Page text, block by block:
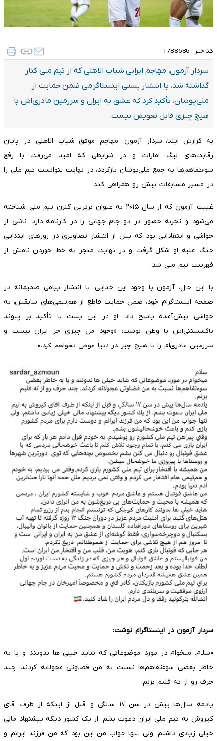
کد خبر : 1788586
سردار آزمون، مهاجم ایرانی شباب الاهلی که از تیم ملی کنار
گذاشته شد، با انتشار پستی اینستاگرامی ضمن حمایت از
ملی‌پوشان، تأکید کرد که عشق به ایران و سرزمین مادری‌اش با
هیچ چیزی قابل تعویض نیست.
به گزارش ایلنا، سردار آزمون، مهاجم موفق شباب الاهلی، در پایان
رقابت‌های لیگ امارات و در شرایطی که امید می‌رفت با رفع
سوءتفاهم‌ها به جمع ملی‌پوشان بازگردد، در نهایت نتوانست تیم ملی را
در مسیر مسابقات پیش رو همراهی کند.
غیبت آزمون که از سال ۲۰۱۵ به عنوان برترین گلزن تیم ملی شناخته
می‌شود و تجربه حضور در دو جام جهانی را در کارنامه دارد، ناشی از
حواشی و انتقاداتی بود که پس از انتشار تصاویری در روزهای ابتدایی
جنگ علیه او شکل گرفت و در نهایت منجر به خط خوردن نامش از
فهرست تیم ملی شد.
با این حال، آزمون با وجود این جدایی، با انتشار پیامی صمیمانه در
صفحه اینستاگرام خود، ضمن حمایت قاطع از هم‌تیمی‌های سابقش، به
حواشی پیش‌آمده پاسخ داد. او در این پست با تأکید بر پیوند
ناگسستنی‌اش با وطن نوشت: «وجود من چیزی جز ایران نیست و
سرزمین مادری‌ام را با هیچ چیز در دنیا عوض نخواهم کرد.»
سردار آزمون در اینستاگرام نوشت:
«سلام. میخوام در مورد موضوعاتی که شاید خیلی ها ندونند و یا به
خاطر بعضی سوءتفاهم‌ها نسبت به من قضاوتی عجولانه کردند، چند
حرف رو از ته قلبم بزنم.
یادمه سال‌ها پیش در سن ١٧ سالگی و قبل از اینکه از طرف اقای
کیروش به تیم ملی ایران دعوت بشم، از یک کشور دیگه پیشنهاد مالی
خیلی زیادی داشتم، ولی تنها جواب من این بود که من فرزند ایرانم و